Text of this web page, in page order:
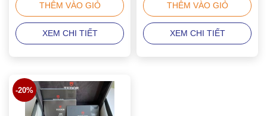
THÊM VÀO GIỎ
XEM CHI TIẾT
THÊM VÀO GIỎ
XEM CHI TIẾT
-20%